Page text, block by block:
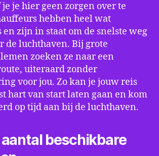
je hier geen zorgen over te
hebben heel wat
zijn in staat om de snelste weg
de luchthaven. Bij grote
zoeken ze naar een
uiteraard zonder
voor jou. Zo kan je jouw reis
hart van start laten gaan en kom
op tijd aan bij de luchthaven.
beschikbare